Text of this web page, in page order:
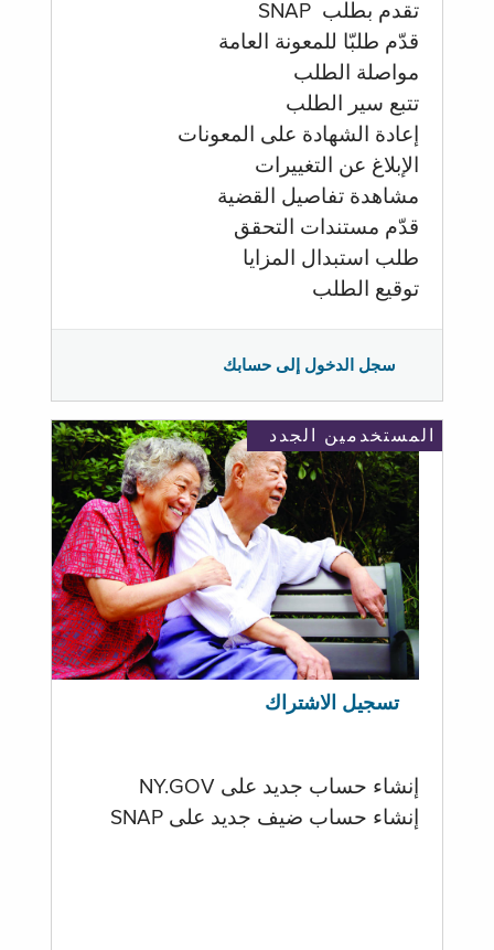
تقدم بطلب SNAP
قدّم طلبّا للمعونة العامة
مواصلة الطلب
تتبع سير الطلب
إعادة الشهادة على المعونات
الإبلاغ عن التغييرات
مشاهدة تفاصيل القضية
قدّم مستندات التحقق
طلب استبدال المزايا
توقيع الطلب
سجل الدخول إلى حسابك
المستخدمين الجدد
تسجيل الاشتراك
إنشاء حساب جديد على NY.GOV
إنشاء حساب ضيف جديد على SNAP